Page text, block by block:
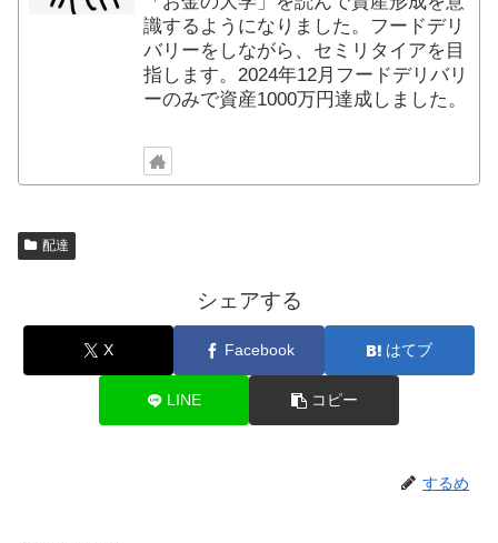
識するようになりました。フードデリ
バリーをしながら、セミリタイアを目
指します。2024年12月フードデリバリ
ーのみで資産1000万円達成しました。
配達
シェアする
X Facebook はてブ
LINE コピー
するめ